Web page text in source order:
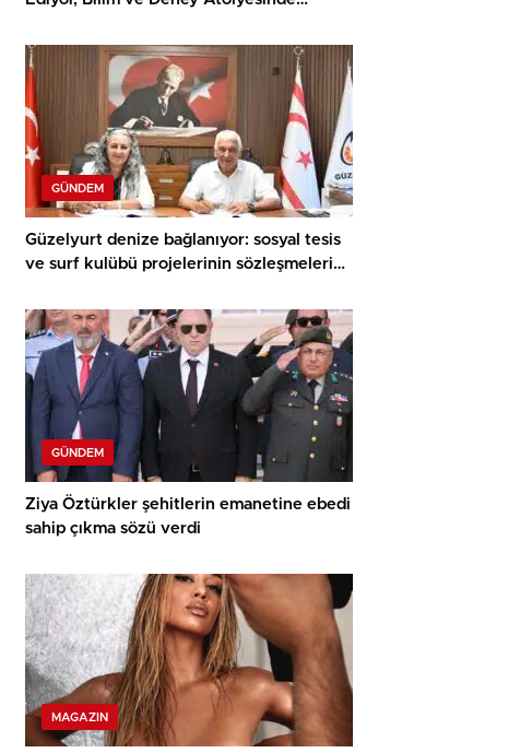
GÜNDEM
Güzelyurt denize bağlanıyor: sosyal tesis
ve surf kulübü projelerinin sözleşmeleri
GÜNDEM
Ziya Öztürkler şehitlerin emanetine ebedi
sahip çıkma sözü verdi
MAGAZIN